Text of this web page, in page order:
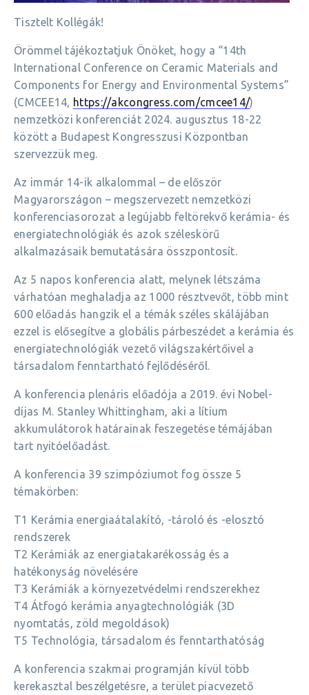
Tisztelt Kollégák!
Örömmel tájékoztatjuk Önöket, hogy a “14th
International Conference on Ceramic Materials and
Components for Energy and Environmental Systems”
(CMCEE14, https://akcongress.com/cmcee14/)
nemzetközi konferenciát 2024. augusztus 18-22
között a Budapest Kongresszusi Központban
szervezzük meg.
Az immár 14-ik alkalommal – de először
Magyarországon – megszervezett nemzetközi
konferenciasorozat a legújabb feltörekvő kerámia- és
energiatechnológiák és azok széleskörű
alkalmazásaik bemutatására összpontosít.
Az 5 napos konferencia alatt, melynek létszáma
várhatóan meghaladja az 1000 résztvevőt, több mint
600 előadás hangzik el a témák széles skálájában
ezzel is elősegítve a globális párbeszédet a kerámia és
energiatechnológiák vezető világszakértőivel a
társadalom fenntartható fejlődéséről.
A konferencia plenáris előadója a 2019. évi Nobel-
díjas M. Stanley Whittingham, aki a lítium
akkumulátorok határainak feszegetése témájában
tart nyitóelőadást.
A konferencia 39 szimpóziumot fog össze 5
témakörben:
T1 Kerámia energiaátalakító, -tároló és -elosztó
rendszerek
T2 Kerámiák az energiatakarékosság és a
hatékonyság növelésére
T3 Kerámiák a környezetvédelmi rendszerekhez
T4 Átfogó kerámia anyagtechnológiák (3D
nyomtatás, zöld megoldások)
T5 Technológia, társadalom és fenntarthatóság
A konferencia szakmai programján kívül több
kerekasztal beszélgetésre, a terület piacvezető